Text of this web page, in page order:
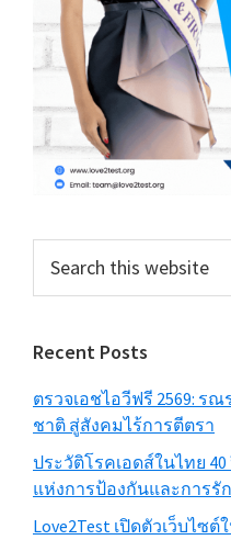
this
Recent Posts
ตรวจเอชไอวีฟรี 2569: ร
ชาติ สู่สังคมไร้การตีตรา
ประวัติโรคเอดส์ในไทย
แห่งการป้องกันและการรั
Love2Test เปิดตัวเว็บไซ